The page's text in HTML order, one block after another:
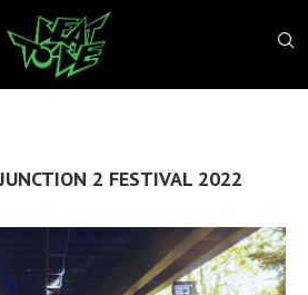
2 FESTIVAL 2022